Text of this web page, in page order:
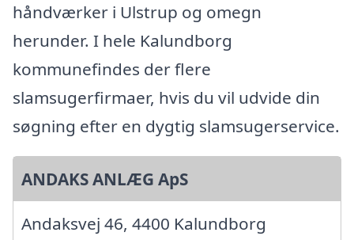
håndværker i Ulstrup og omegn
herunder. I hele Kalundborg
kommunefindes der flere
slamsugerfirmaer, hvis du vil udvide din
søgning efter en dygtig slamsugerservice.
ANDAKS ANLÆG ApS
Andaksvej 46, 4400 Kalundborg